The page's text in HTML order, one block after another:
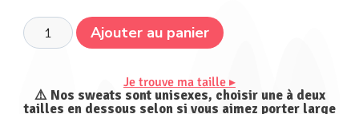
Ajouter au panier
Je trouve ma taille ▸
⚠️ Nos sweats sont unisexes, choisir une à deux
tailles en dessous selon si vous aimez porter large